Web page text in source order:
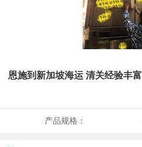
恩施到新加坡海运 清关经验丰富
产品规格：